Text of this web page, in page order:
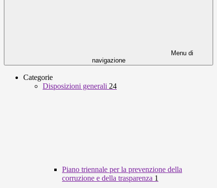
Menu di
navigazione
Categorie
Disposizioni generali 24
Piano triennale per la prevenzione della
corruzione e della trasparenza 1